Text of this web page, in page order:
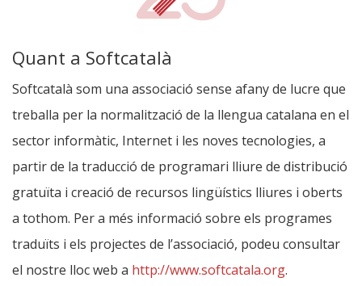
Quant a Softcatalà
Softcatalà som una associació sense afany de lucre que
treballa per la normalització de la llengua catalana en el
sector informàtic, Internet i les noves tecnologies, a
partir de la traducció de programari lliure de distribució
gratuïta i creació de recursos lingüístics lliures i oberts
a tothom. Per a més informació sobre els programes
traduïts i els projectes de l’associació, podeu consultar
el nostre lloc web a http://www.softcatala.org.